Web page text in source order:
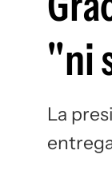
"ni
La